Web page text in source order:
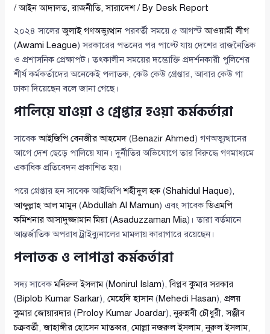
/আইন আদালত,রাজনীতি,সারাদেশ/ By Desk Report
২০২৪ সালেরজুলাই গণঅভ্যুত্থানপরবর্তী সময়ে ৫ আগস্টআওয়ামী লীগ
(Awami League) সরকারের পতনের পর পাল্টে যায় দেশের রাজনৈতিক
ও প্রশাসনিক প্রেক্ষাপট। তৎকালীন সময়ের দম্ভোক্তি প্রদর্শনকারী পুলিশের
শীর্ষ কর্মকর্তাদের অনেকেই পলাতক, কেউ কেউ গ্রেপ্তার, আবার কেউ গা
ঢাকা দিয়েছেন বলে জানা গেছে।
পালিয়ে যাওয়া ও গ্রেপ্তার হওয়া কর্মকর্তারা
সাবেকআইজিপি বেনজীর আহমেদ (Benazir Ahmed) গণঅভ্যুত্থানের
আগে দেশ ছেড়ে পালিয়ে যান। দুর্নীতির অভিযোগে তার বিরুদ্ধে গণমাধ্যমে
একাধিক প্রতিবেদন প্রকাশিত হয়।
পরে গ্রেপ্তার হন সাবেক আইজিপিশহীদুল হক(Shahidul Haque),
আব্দুল্লাহ আল মামুন(Abdullah Al Mamun) এবং সাবেকডিএমপি
কমিশনার আসাদুজ্জামান মিয়া(Asaduzzaman Mia)। তারা বর্তমানে
আন্তর্জাতিক অপরাধ ট্রাইব্যুনালের মামলায় কারাগারে রয়েছেন।
পলাতক ও লাপাত্তা কর্মকর্তারা
সদ্য সাবেকমনিরুল ইসলাম(Monirul Islam),বিপ্লব কুমার সরকার
(Biplob Kumar Sarkar),মেহেদি হাসান(Mehedi Hasan),প্রলয়
কুমার জোয়ারদার ( Proloy Kumar Joardar),নুরুন্নবী চৌধুরী,সঞ্জীব
চক্রবর্তী,জাহাঙ্গীর হোসেন মাতব্বর,মোল্লা নজরুল ইসলাম,নুরুল ইসলাম,